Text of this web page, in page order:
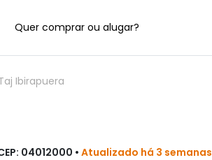
Quer comprar ou alugar?
Ibirapuera
04012000 • Atualizado há 3 semanas